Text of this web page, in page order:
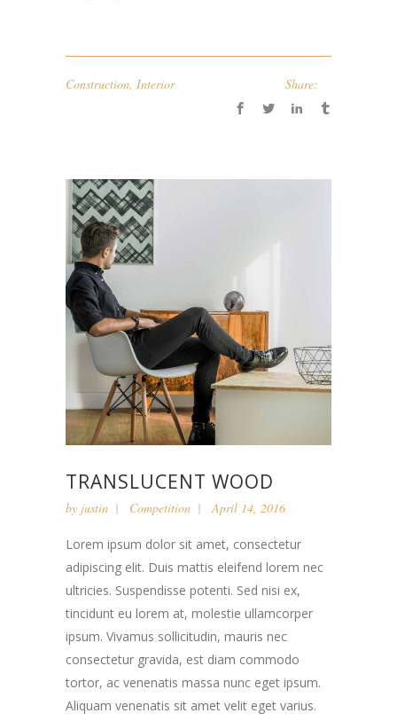
Construction, Interior Share:
TRANSLUCENT WOOD
by justin Competition April 14, 2016
Lorem ipsum dolor sit amet, consectetur
adipiscing elit. Duis mattis eleifend lorem nec
ultricies. Suspendisse potenti. Sed nisi ex,
tincidunt eu lorem at, molestie ullamcorper
ipsum. Vivamus sollicitudin, mauris nec
consectetur gravida, est diam commodo
tortor, ac venenatis massa nunc eget ipsum.
Aliquam venenatis sit amet velit eget varius.